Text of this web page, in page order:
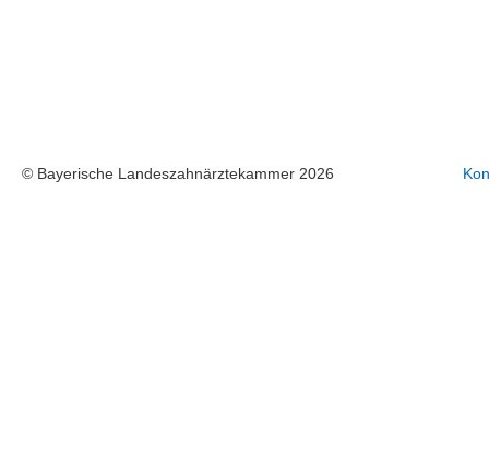
© Bayerische Landeszahnärztekammer 2026